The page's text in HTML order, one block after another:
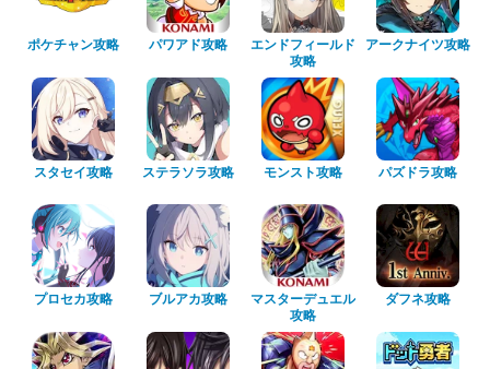
ポケチャン攻略 パワアド攻略
エンドフィールド
攻略
アークナイツ攻略
スタセイ攻略 ステラソラ攻略 モンスト攻略 パズドラ攻略
プロセカ攻略 ブルアカ攻略
マスターデュエル
攻略
ダフネ攻略